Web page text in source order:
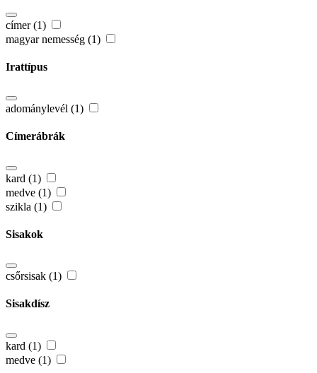
címer (1)
magyar nemesség (1)
Irattípus
adománylevél (1)
Címerábrák
kard (1)
medve (1)
szikla (1)
Sisakok
csőrsisak (1)
Sisakdísz
kard (1)
medve (1)